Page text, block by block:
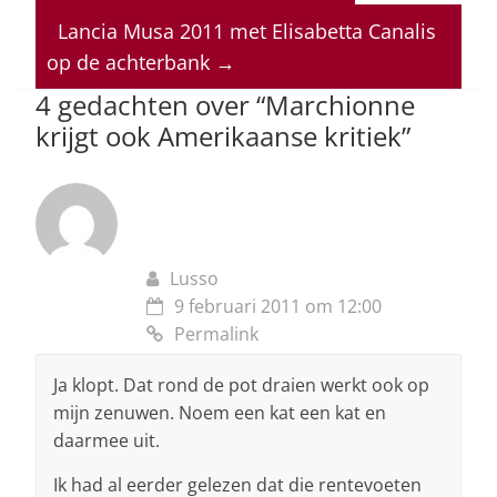
A
p
p
b
o
o
k
dI
n
d
Lancia Musa 2011 met Elisabetta Canalis
op de achterbank →
4 gedachten over “Marchionne
krijgt ook Amerikaanse kritiek”
Lusso
9 februari 2011 om 12:00
Permalink
Ja klopt. Dat rond de pot draien werkt ook op
mijn zenuwen. Noem een kat een kat en
daarmee uit.
Ik had al eerder gelezen dat die rentevoeten